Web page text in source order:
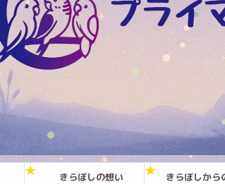
きらぼしの想い きらぼしから